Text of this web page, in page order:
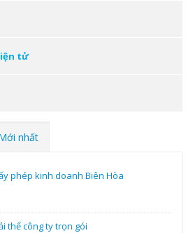
tử
nhất
phép kinh doanh Biên Hòa
thể công ty trọn gói